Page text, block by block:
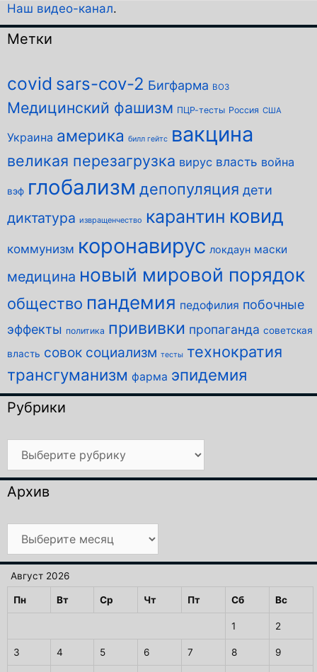
Наш видео-канал.
Метки
covid sars-cov-2 Бигфарма ВОЗ
Медицинский фашизм ПЦР-тесты Россия США
Украина америка билл гейтс вакцина
великая перезагрузка вирус власть война
вэф глобализм депопуляция дети
диктатура извращенчество карантин ковид
коммунизм коронавирус локдаун маски
медицина новый мировой порядок
общество пандемия педофилия побочные
эффекты политика прививки пропаганда советская
власть совок социализм тесты технократия
трансгуманизм фарма эпидемия
Рубрики
Рубрики
Архив
Архив
Август 2026
Пн Вт Ср Чт Пт Сб Вс
1 2
3 4 5 6 7 8 9